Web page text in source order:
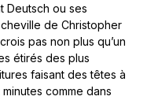
Deutsch ou ses
cheville de Christopher
pas non plus qu’un
étirés des plus
faisant des têtes à
comme dans